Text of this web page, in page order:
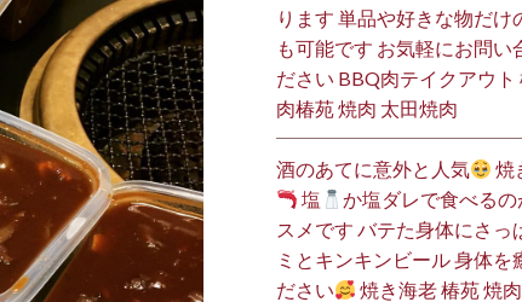
ります 単品や好きな物だけ
も可能です お気軽にお問い
ださい BBQ肉テイクアウト
肉椿苑 焼肉 太田焼肉
酒のあてに意外と人気
焼
塩
か塩ダレで食べるの
スメです バテた身体にさっ
ミとキンキンビール 身体を
ださい
焼き海老 椿苑 焼